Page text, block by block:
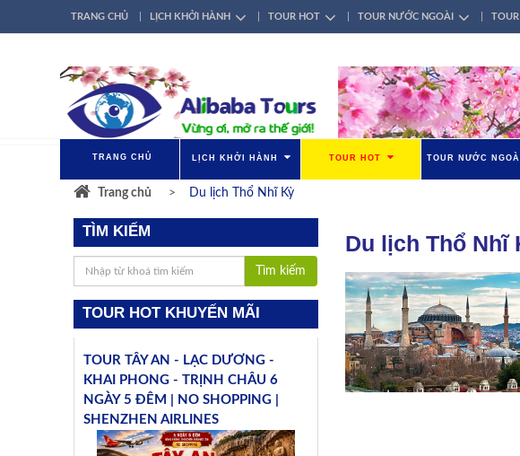
TRANG CHỦ LỊCH KHỞI HÀNH TOUR HOT TOUR NƯỚC NGOÀI
TRANG CHỦ LỊCH KHỞI HÀNH TOUR HOT TOUR NƯỚC
Trang chủ Du lịch Thổ Nhĩ Kỳ
Du lịch Thổ Nhĩ
TÌM KIẾM
Tìm kiếm
TOUR HOT KHUYẾN MÃI
TOUR TÂY AN - LẠC DƯƠNG -
KHAI PHONG - TRỊNH CHÂU 6
NGÀY 5 ĐÊM | NO SHOPPING |
SHENZHEN AIRLINES